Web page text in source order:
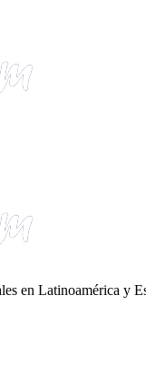
en Latinoamérica y